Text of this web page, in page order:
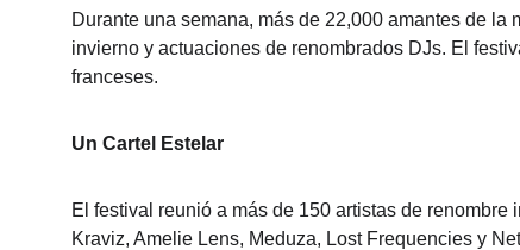
Durante una semana, más de 22,000 amantes de
invierno y actuaciones de renombrados DJs. El
franceses.
Un Cartel Estelar
El festival reunió a más de 150 artistas de
Kraviz, Amelie Lens, Meduza, Lost Frequencies y